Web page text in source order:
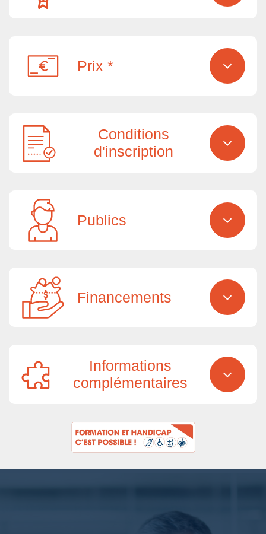
Prix *
Conditions
d'inscription
Publics
Financements
Informations
complémentaires